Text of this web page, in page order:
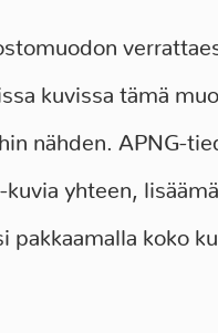
kuvissa tämä
nähden. APNG-
yhteen,
koko
9
Viljanen